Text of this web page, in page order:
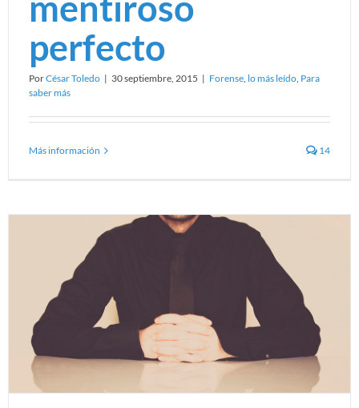
perfecto
PorCésar Toledo | 30 septiembre, 2015 | Forense, lo más leído, Para
saber más
Más información 14